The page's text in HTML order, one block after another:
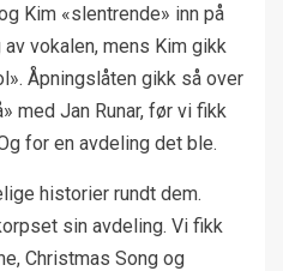
Kim «slentrende» inn på
vokalen, mens Kim gikk
Åpningslåten gikk så over
med Jan Runar, før vi fikk
for en avdeling det ble.
historier rundt dem.
sin avdeling. Vi fikk
Christmas Song og